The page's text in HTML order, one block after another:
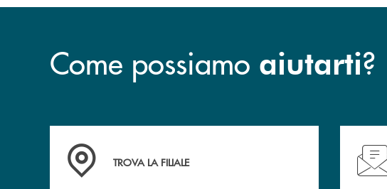
Come possiamo aiutarti?
Accedi all' elenco completo delle filiali
TROVA LA FILIALE
Hai